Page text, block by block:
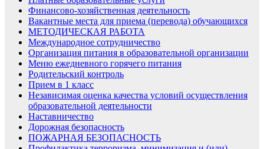
Финансово-хозяйственная деятельность
Вакантные места для приема (перевода) обучающихся
МЕТОДИЧЕСКАЯ РАБОТА
Международное сотрудничество
Организация питания в образовательной организации
Меню ежедневного горячего питания
Родительский контроль
Прием в 1 класс
Независимая оценка качества условий осуществления
образовательной деятельности
Наставничество
Дорожная безопасность
ПОЖАРНАЯ БЕЗОПАСНОСТЬ